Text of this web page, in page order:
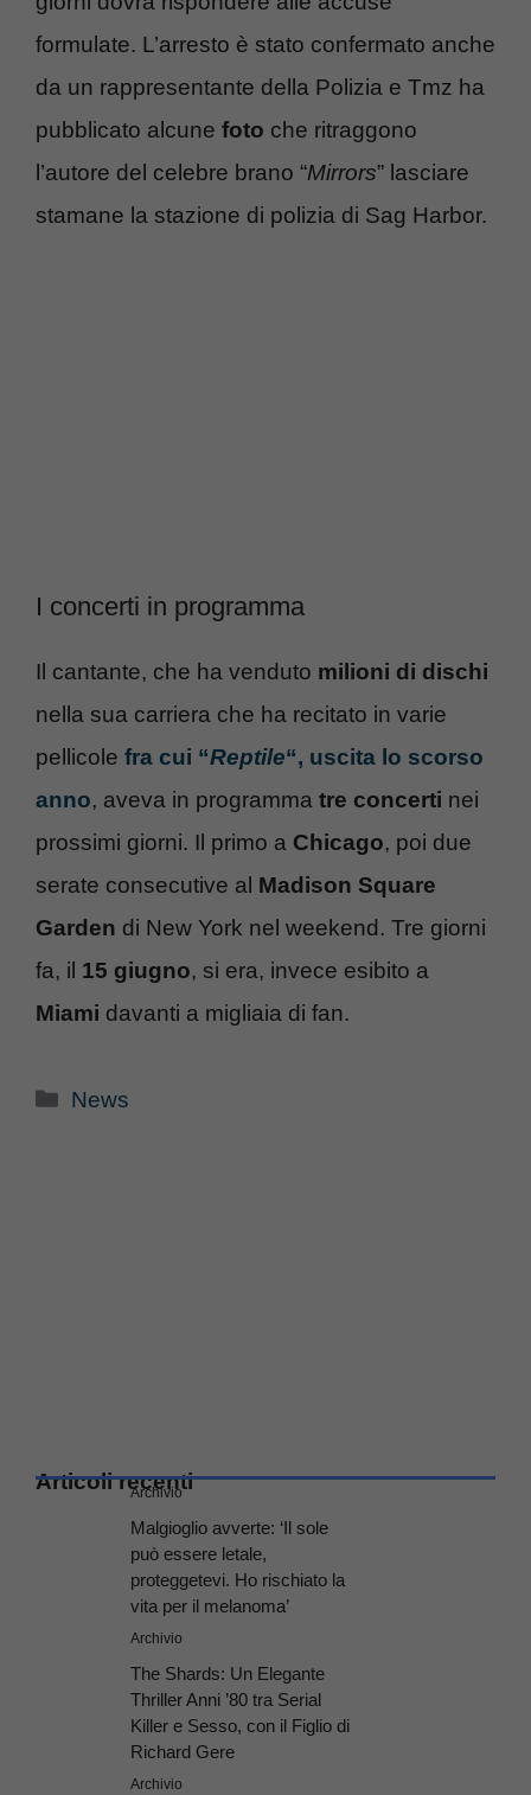
formulate. L’arresto è stato confermato anche
da un rappresentante della Polizia e Tmz ha
pubblicato alcune foto che ritraggono
l’autore del celebre brano “Mirrors” lasciare
stamane la stazione di polizia di Sag Harbor.
I concerti in programma
Il cantante, che ha venduto milioni di dischi
nella sua carriera che ha recitato in varie
pellicole fra cui “Reptile“, uscita lo scorso
anno, aveva in programma tre concerti nei
prossimi giorni. Il primo a Chicago, poi due
serate consecutive al Madison Square
Garden di New York nel weekend. Tre giorni
fa, il 15 giugno, si era, invece esibito a
Miami davanti a migliaia di fan.
Categorie
News
Articoli recenti
Archivio
Malgioglio avverte: ‘Il sole
può essere letale,
proteggetevi. Ho rischiato la
vita per il melanoma’
Archivio
The Shards: Un Elegante
Thriller Anni ’80 tra Serial
Killer e Sesso, con il Figlio di
Richard Gere
Archivio